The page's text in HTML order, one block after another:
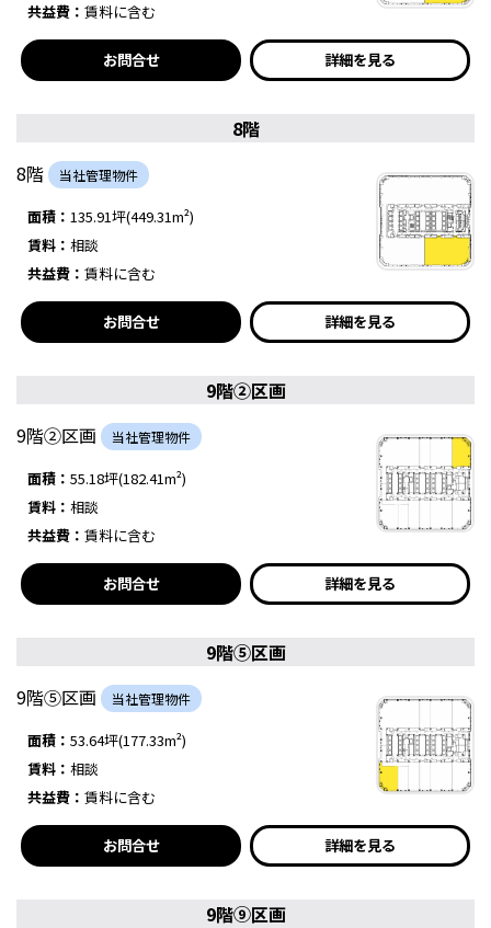
共益費： 賃料に含む
お問合せ 詳細を見る
8階
8階
当社管理物件
面積： 135.91坪(449.31m²)
賃料： 相談
共益費： 賃料に含む
お問合せ 詳細を見る
9階②区画
9階②区画
当社管理物件
面積： 55.18坪(182.41m²)
賃料： 相談
共益費： 賃料に含む
お問合せ 詳細を見る
9階⑤区画
9階⑤区画
当社管理物件
面積： 53.64坪(177.33m²)
賃料： 相談
共益費： 賃料に含む
お問合せ 詳細を見る
9階⑨区画